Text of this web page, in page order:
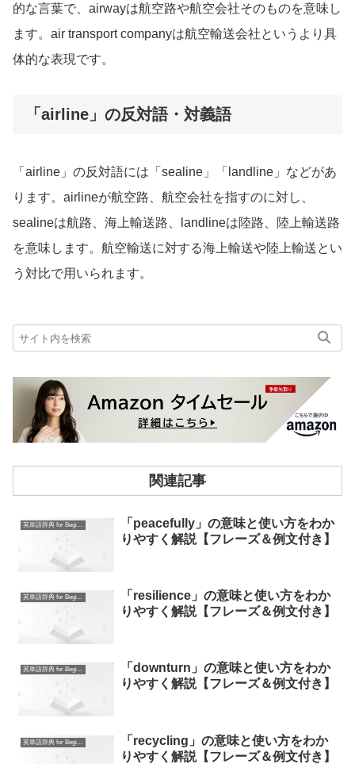
的な言葉で、airwayは航空路や航空会社そのものを意味し
ます。air transport companyは航空輸送会社というより具
体的な表現です。
「airline」の反対語・対義語
「airline」の反対語には「sealine」「landline」などがあ
ります。airlineが航空路、航空会社を指すのに対し、
sealineは航路、海上輸送路、landlineは陸路、陸上輸送路
を意味します。航空輸送に対する海上輸送や陸上輸送とい
う対比で用いられます。
関連記事
英単語辞典 for Beginners
「peacefully」の意味と使い方をわか
りやすく解説【フレーズ＆例文付き】
英単語辞典 for Beginners
「resilience」の意味と使い方をわか
りやすく解説【フレーズ＆例文付き】
英単語辞典 for Beginners
「downturn」の意味と使い方をわか
りやすく解説【フレーズ＆例文付き】
英単語辞典 for Beginners
「recycling」の意味と使い方をわか
りやすく解説【フレーズ＆例文付き】